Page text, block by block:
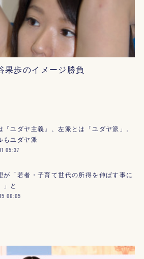
果歩のイメージ勝負
『ユダヤ主義』、左派とは「ユダヤ派」。
もユダヤ派
05:37
が「若者・子育て世代の所得を伸ばす事に
」と
06:05